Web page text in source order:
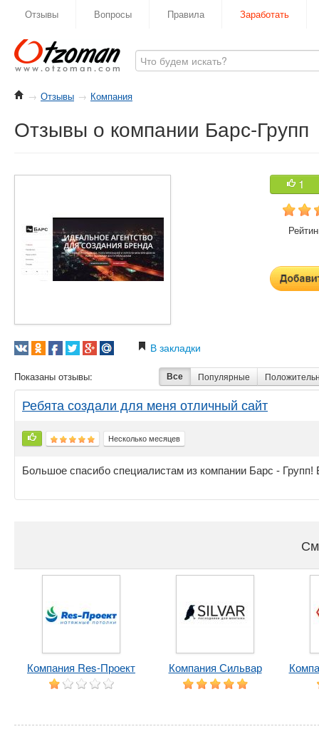
Отзывы Вопросы Правила Заработать
→ Отзывы → Компания
Отзывы о компании Барс-Групп
1
В закладки
Показаны отзывы: Все Популярные
Ребята создали для меня отличный сайт
Несколько месяцев
Большое спасибо специалистам из компании Барс - Групп!
Компания Res-Проект Компания Сильвар